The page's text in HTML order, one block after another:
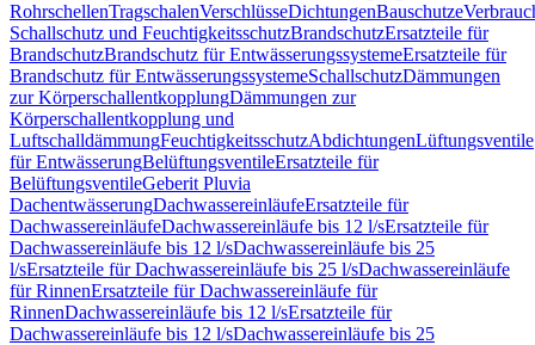
RohrschellenTragschalenVerschlüsseDichtungenBauschutze
Schallschutz und FeuchtigkeitsschutzBrandschutzErsatzteile für
BrandschutzBrandschutz für EntwässerungssystemeErsatzteile für
Brandschutz für EntwässerungssystemeSchallschutzDämmungen
zur KörperschallentkopplungDämmungen zur
Körperschallentkopplung und
LuftschalldämmungFeuchtigkeitsschutzAbdichtungenLüftungsventile
für EntwässerungBelüftungsventileErsatzteile für
BelüftungsventileGeberit Pluvia
DachentwässerungDachwassereinläufeErsatzteile für
DachwassereinläufeDachwassereinläufe bis 12 l/sErsatzteile für
Dachwassereinläufe bis 12 l/sDachwassereinläufe bis 25
l/sErsatzteile für Dachwassereinläufe bis 25 l/sDachwassereinläufe
für RinnenErsatzteile für Dachwassereinläufe für
RinnenDachwassereinläufe bis 12 l/sErsatzteile für
Dachwassereinläufe bis 12 l/sDachwassereinläufe bis 25